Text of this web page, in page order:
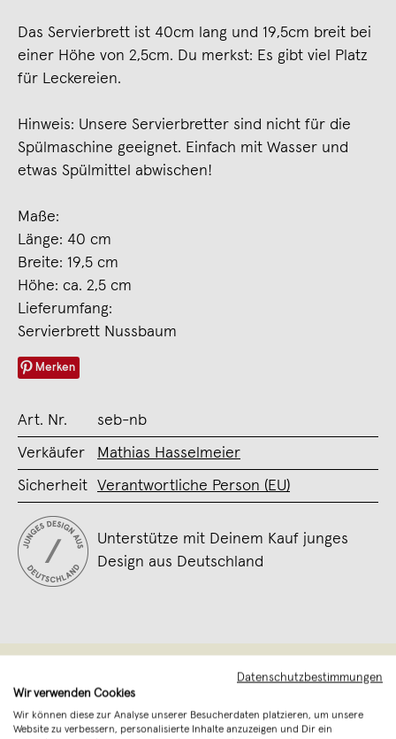
Das Servierbrett ist 40cm lang und 19,5cm breit bei
einer Höhe von 2,5cm. Du merkst: Es gibt viel Platz
für Leckereien.
Hinweis: Unsere Servierbretter sind nicht für die
Spülmaschine geeignet. Einfach mit Wasser und
etwas Spülmittel abwischen!
Maße:
Länge: 40 cm
Breite: 19,5 cm
Höhe: ca. 2,5 cm
Lieferumfang:
Servierbrett Nussbaum
Merken
Art. Nr. seb-nb
Verkäufer Mathias Hasselmeier
Sicherheit Verantwortliche Person (EU)
Unterstütze mit Deinem Kauf junges
Design aus Deutschland
Datenschutzbestimmungen
Wir verwenden Cookies
Wir können diese zur Analyse unserer Besucherdaten platzieren, um unsere
Website zu verbessern, personalisierte Inhalte anzuzeigen und Dir ein